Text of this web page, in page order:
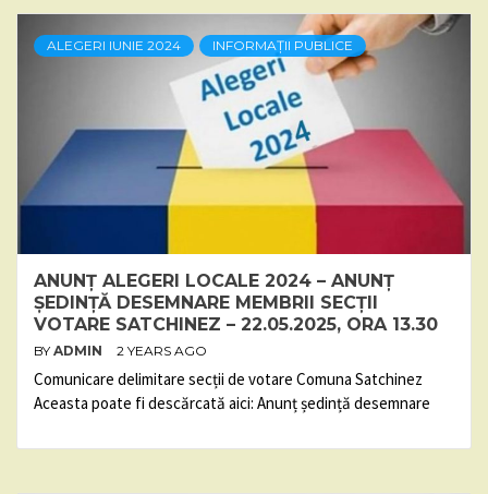
ALEGERI IUNIE 2024 INFORMAȚII PUBLICE
ANUNȚ ALEGERI LOCALE 2024 – ANUNȚ
ȘEDINȚĂ DESEMNARE MEMBRII SECȚII
VOTARE SATCHINEZ – 22.05.2025, ORA 13.30
BY ADMIN 2 YEARS AGO
Comunicare delimitare secții de votare Comuna Satchinez
Aceasta poate fi descărcată aici: Anunț ședință desemnare